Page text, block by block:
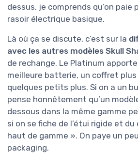
dessus, je comprends qu’on paie
rasoir électrique basique.
Là où ça se discute, c’est sur la
avec les autres modèles Skull
de rechange. Le Platinum
meilleure batterie, un coffret
quelques petits plus. Si on a un
pense honnêtement qu’un
dessous dans la même gamme
si on se fiche de l’étui rigide et
haut de gamme ». On paye un
packaging.